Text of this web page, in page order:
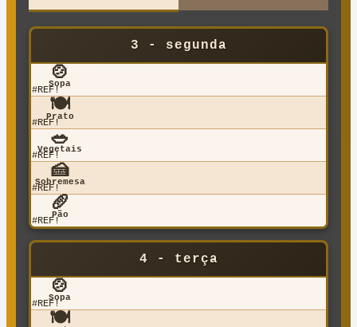
3 - segunda
🍲
Sopa
#REF!
🍽️
Prato
#REF!
🥗
Vegetais
#REF!
🍰
Sobremesa
#REF!
🥖
Pão
#REF!
4 - terça
🍲
Sopa
#REF!
🍽️